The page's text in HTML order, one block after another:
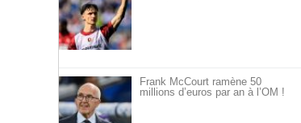
Frank McCourt ramène 50
millions d’euros par an à l’OM !